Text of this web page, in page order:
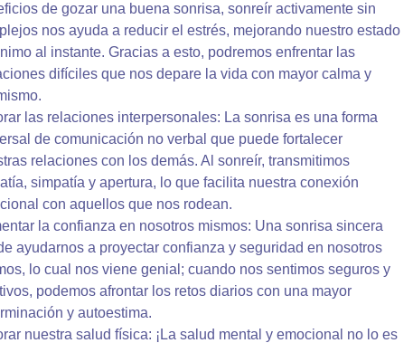
de gozar una buena sonrisa, sonreír activamente sin
nos ayuda a reducir el estrés, mejorando nuestro estado
al instante. Gracias a esto, podremos enfrentar las
difíciles que nos depare la vida con mayor calma y
las relaciones interpersonales: La sonrisa es una forma
de comunicación no verbal que puede fortalecer
relaciones con los demás. Al sonreír, transmitimos
simpatía y apertura, lo que facilita nuestra conexión
con aquellos que nos rodean.
la confianza en nosotros mismos: Una sonrisa sincera
ayudarnos a proyectar confianza y seguridad en nosotros
lo cual nos viene genial; cuando nos sentimos seguros y
podemos afrontar los retos diarios con una mayor
y autoestima.
nuestra salud física: ¡La salud mental y emocional no lo es